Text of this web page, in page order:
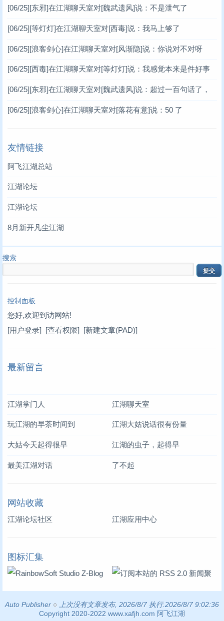
[06/25][东邪]在江湖聊天室对[魏武遗风]说：不是泄气了
[06/25][等灯灯]在江湖聊天室对[西毒]说：我马上够了
[06/25][浪客剑心]在江湖聊天室对[风渐隐]说：你说对不对呀
[06/25][西毒]在江湖聊天室对[等灯灯]说：我感觉本来是件好事
[06/25][东邪]在江湖聊天室对[魏武遗风]说：超过一百句话了，
[06/25][浪客剑心]在江湖聊天室对[落花有意]说：50 了
友情链接
阿飞江湖总站
江湖论坛
江湖论坛
8月新开凡尘江湖
搜索
控制面板
您好,欢迎到访网站!
[用户登录] [查看权限] [新建文章(PAD)]
最新留言
江湖掌门人 江湖聊天室
玩江湖的早茶时间到 江湖大姑说话很有份量
大姑今天起得很早 江湖的虫子，起得早
最美江湖对话 了不起
网站收藏
江湖论坛社区 江湖应用中心
图标汇集
Auto Publisher ○
上次没有文章发布, 2026/8/7 执行.2026/8/7 9:02:36
Copyright 2020-2022 www.xafjh.com 阿飞江湖